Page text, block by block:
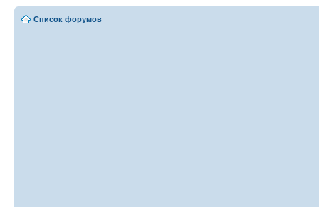
Список форумов